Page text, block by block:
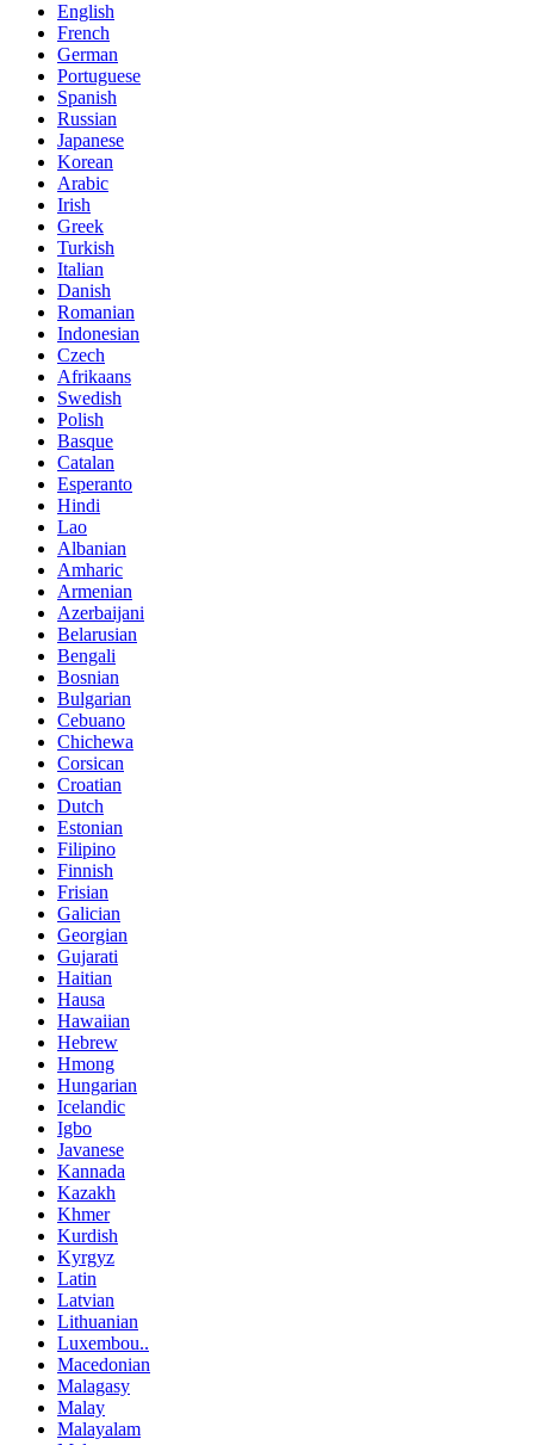
English
French
German
Portuguese
Spanish
Russian
Japanese
Korean
Arabic
Irish
Greek
Turkish
Italian
Danish
Romanian
Indonesian
Czech
Afrikaans
Swedish
Polish
Basque
Catalan
Esperanto
Hindi
Lao
Albanian
Amharic
Armenian
Azerbaijani
Belarusian
Bengali
Bosnian
Bulgarian
Cebuano
Chichewa
Corsican
Croatian
Dutch
Estonian
Filipino
Finnish
Frisian
Galician
Georgian
Gujarati
Haitian
Hausa
Hawaiian
Hebrew
Hmong
Hungarian
Icelandic
Igbo
Javanese
Kannada
Kazakh
Khmer
Kurdish
Kyrgyz
Latin
Latvian
Lithuanian
Luxembou..
Macedonian
Malagasy
Malay
Malayalam